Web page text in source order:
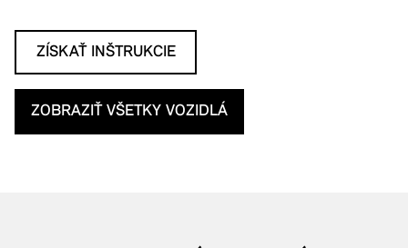
ZÍSKAŤ INŠTRUKCIE
ZOBRAZIŤ VŠETKY VOZIDLÁ